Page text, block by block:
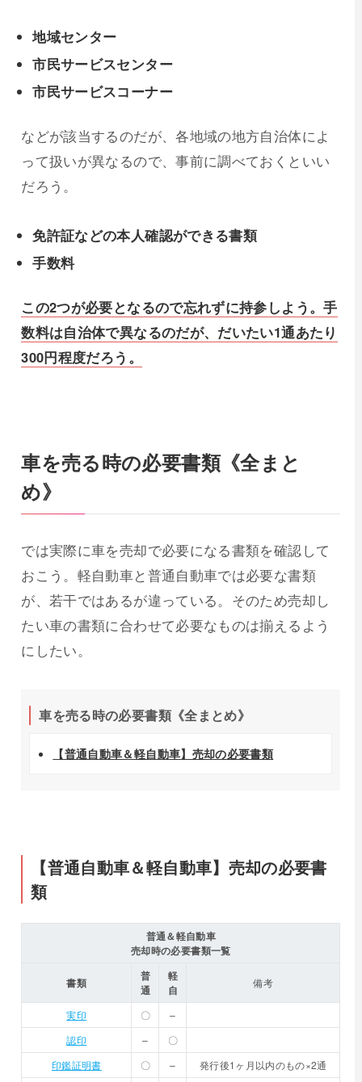
地域センター
市民サービスセンター
市民サービスコーナー
などが該当するのだが、各地域の地方自治体によ
って扱いが異なるので、事前に調べておくといい
だろう。
免許証などの本人確認ができる書類
手数料
この2つが必要となるので忘れずに持参しよう。手
数料は自治体で異なるのだが、だいたい1通あたり
300円程度だろう。
車を売る時の必要書類《全まと
め》
では実際に車を売却で必要になる書類を確認して
おこう。軽自動車と普通自動車では必要な書類
が、若干ではあるが違っている。そのため売却し
たい車の書類に合わせて必要なものは揃えるよう
にしたい。
車を売る時の必要書類《全まとめ》
【普通自動車＆軽自動車】売却の必要書類
【普通自動車＆軽自動車】売却の必要書
類
普通＆軽自動車
売却時の必要書類一覧
書類
普
通
軽
自
備考
実印 〇
–
認印
–
〇
印鑑証明書
〇 –
発行後1ヶ月以内のもの×2通